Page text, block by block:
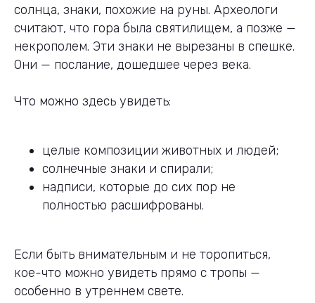
солнца, знаки, похожие на руны. Археологи
считают, что гора была святилищем, а позже —
некрополем. Эти знаки не вырезаны в спешке.
Они — послание, дошедшее через века.
Что можно здесь увидеть:
целые композиции животных и людей;
солнечные знаки и спирали;
надписи, которые до сих пор не
полностью расшифрованы.
Если быть внимательным и не торопиться,
кое-что можно увидеть прямо с тропы —
особенно в утреннем свете.